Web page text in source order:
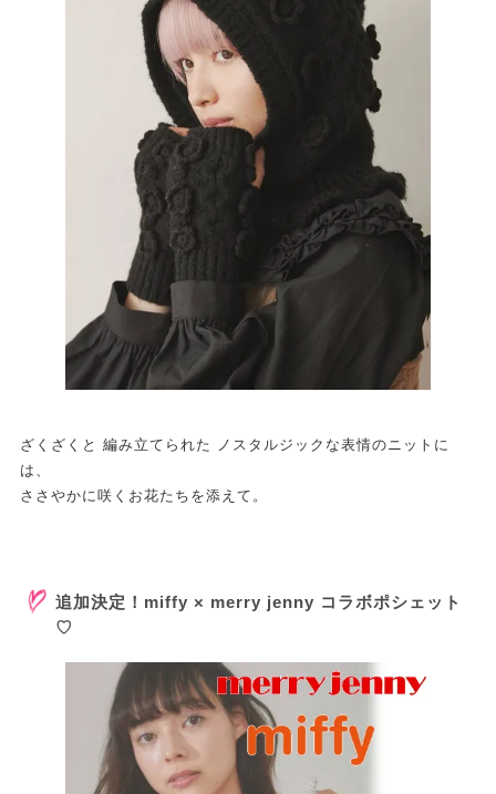
ざくざくと 編み立てられた ノスタルジックな表情のニットに
は、
ささやかに咲くお花たちを添えて。
追加決定！miffy × merry jenny コラボポシェット
♡